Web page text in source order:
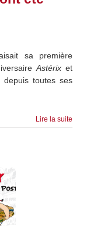
sa première
Astérixet
toutes ses
Lire la suite